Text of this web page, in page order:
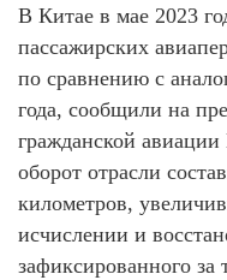
В Китае в мае 2023
пассажирских
по сравнению с
года, сообщили на
гражданской
оборот отрасли
километров,
исчислении и
зафиксированного за